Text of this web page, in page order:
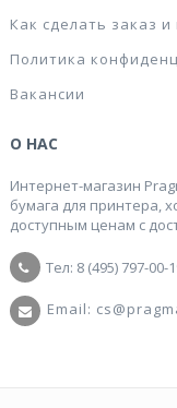
Как сделать заказ
Политика
Вакансии
О НАС
Интернет-магазин
бумага для принтера,
доступным ценам с
Тел: 8 (495) 797-00-
Email: